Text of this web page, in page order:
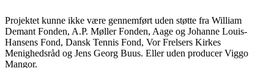
Projektet kunne ikke være gennemført uden støtte fra William
Demant Fonden, A.P. Møller Fonden, Aage og Johanne Louis-
Hansens Fond, Dansk Tennis Fond, Vor Frelsers Kirkes
Menighedsråd og Jens Georg Buus. Eller uden producer Viggo
Mangor.